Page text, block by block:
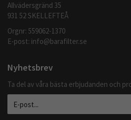
Allvädersgränd 35
931 52 SKELLEFTEÅ
Orgnr: 559062-1370
E-post: info@barafilter.se
Nyhetsbrev
Ta del av våra bästa erbjudanden och